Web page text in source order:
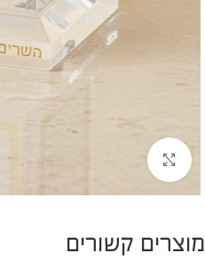
להגדלת התמונה
מוצרים קשורים